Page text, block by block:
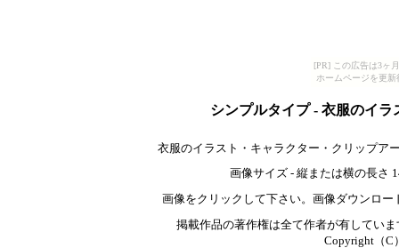
[PR] この広告は3ヶ
ホームページを更
シンプルタイプ - 衣服のイ
衣服のイラスト・キャラクター・クリップア
画像サイズ - 縦または横の長さ
画像をクリックして下さい。画像ダウンロー
掲載作品の著作権は全て作者が有してい
Copyright（C